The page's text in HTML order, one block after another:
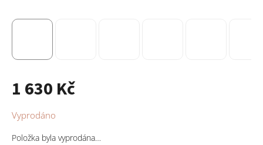
1 630 Kč
cena:
Vyprodáno
Položka byla vyprodána…